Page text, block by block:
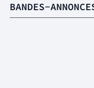
BANDES-